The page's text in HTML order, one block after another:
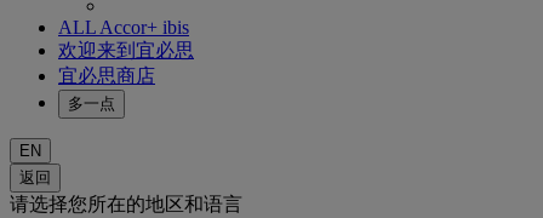
ALL Accor+ ibis
欢迎来到宜必思
宜必思商店
多一点
EN
返回
请选择您所在的地区和语言